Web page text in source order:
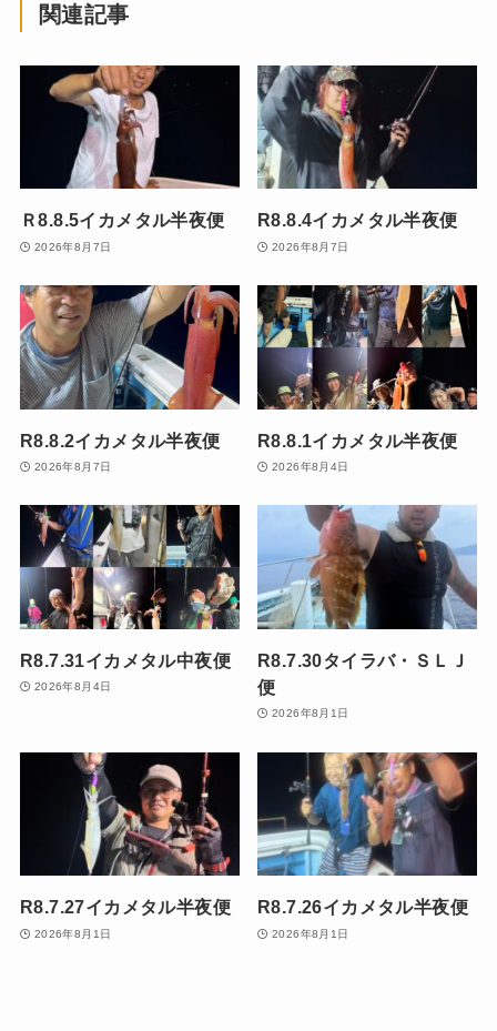
関連記事
Ｒ8.8.5イカメタル半夜便
2026年8月7日
R8.8.4イカメタル半夜便
2026年8月7日
R8.8.2イカメタル半夜便
2026年8月7日
R8.8.1イカメタル半夜便
2026年8月4日
R8.7.31イカメタル中夜便
2026年8月4日
R8.7.30タイラバ・ＳＬＪ
便
2026年8月1日
R8.7.27イカメタル半夜便
2026年8月1日
R8.7.26イカメタル半夜便
2026年8月1日